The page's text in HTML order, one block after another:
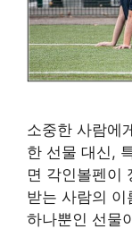
소중한 사람에
한 선물 대신,
면 각인볼펜이
받는 사람의 이
하나뿐인 선물